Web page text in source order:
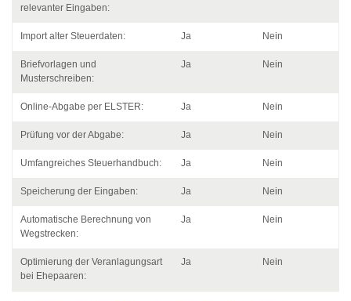
relevanter Eingaben:
Import alter Steuerdaten: Ja Nein
Briefvorlagen und
Musterschreiben:
Ja Nein
Online-Abgabe per ELSTER: Ja Nein
Prüfung vor der Abgabe: Ja Nein
Umfangreiches Steuerhandbuch: Ja Nein
Speicherung der Eingaben: Ja Nein
Automatische Berechnung von
Wegstrecken:
Ja Nein
Optimierung der Veranlagungsart
bei Ehepaaren:
Ja Nein